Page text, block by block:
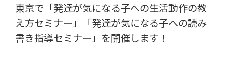
東京で「発達が気になる子への生活動作の教
え方セミナー」「発達が気になる子への読み
書き指導セミナー」を開催します！